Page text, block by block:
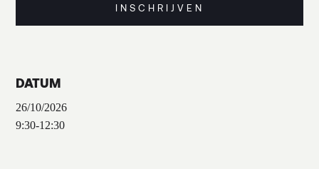
INSCHRIJVEN
DATUM
26/10/2026
9:30-12:30